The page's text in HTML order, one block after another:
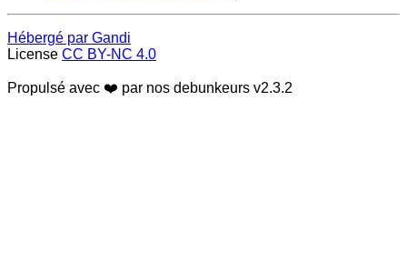
Hébergé par Gandi
License CC BY-NC 4.0
Propulsé avec ❤️ par nos debunkeurs v2.3.2